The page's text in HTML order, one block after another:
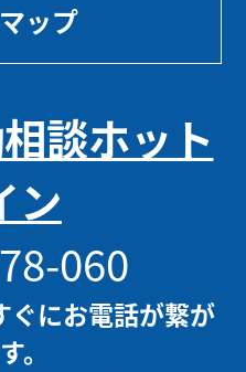
ップ
談ホット
ン
060
ぐにお電話が繋が
。